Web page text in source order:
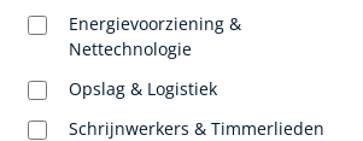
Energievoorziening &
Nettechnologie
Opslag & Logistiek
Schrijnwerkers & Timmerlieden